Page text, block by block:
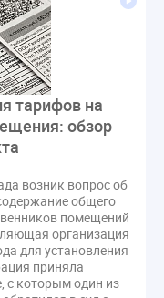
тарифов на
обзор
возник вопрос об
общего
помещений
организация
для установления
приняла
с которым один из